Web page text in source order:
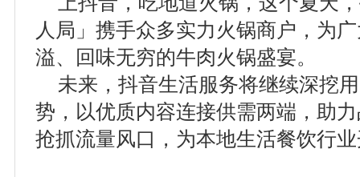
人局」携手众多实力火锅商户，为
溢、回味无穷的牛肉火锅盛宴。
未来，抖音生活服务将继续深挖
势，以优质内容连接供需两端，助
抢抓流量风口，为本地生活餐饮行